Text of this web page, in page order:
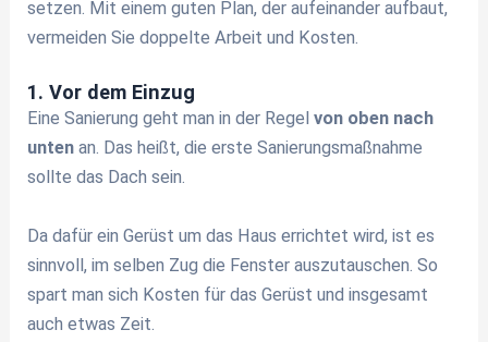
setzen. Mit einem guten Plan, der aufeinander aufbaut,
vermeiden Sie doppelte Arbeit und Kosten.
1. Vor dem Einzug
Eine Sanierung geht man in der Regelvon oben nach
unten an. Das heißt, die erste Sanierungsmaßnahme
sollte das Dach sein.
Da dafür ein Gerüst um das Haus errichtet wird, ist es
sinnvoll, im selben Zug die Fenster auszutauschen. So
spart man sich Kosten für das Gerüst und insgesamt
auch etwas Zeit.